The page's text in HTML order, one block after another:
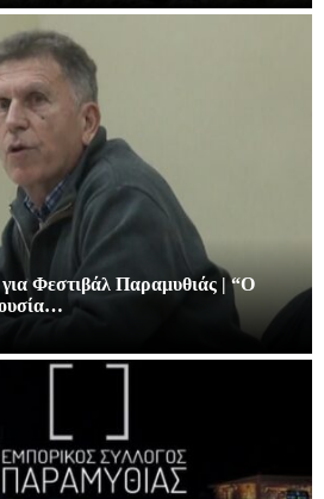
Φεστιβάλ Παραμυθιάς | “Ο
ουσία…